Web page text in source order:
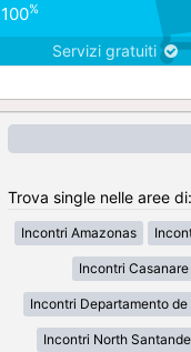
100%
Servizi gratuiti
Trova single nelle aree
Incontri Amazonas
Incontri Casanare
Incontri Departamento de
Incontri North